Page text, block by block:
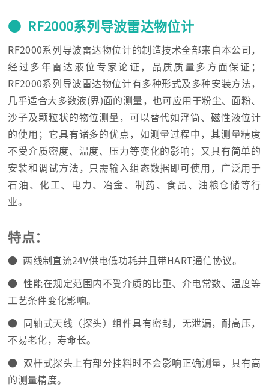
● RF2000系列导波雷达物位计
RF2000系列导波雷达物位计的制造技术全部来自本公司，
经过多年雷达液位专家论证，品质质量多方面保证；
RF2000系列导波雷达物位计有多种形式及多种安装方法，
几乎适合大多数液(界)面的测量，也可应用于粉尘、面粉、
沙子及颗粒状的物位测量，可以替代如浮筒、磁性液位计
的使用；它具有诸多的优点，如测量过程中，其测量精度
不受介质密度、温度、压力等变化的影响；又具有简单的
安装和调试方法，只需输入组态数据即可使用，广泛用于
石油、化工、电力、冶金、制药、食品、油粮仓储等行
业。
特点：
● 两线制直流24V供电低功耗并且带HART通信协议。
● 性能在规定范围内不受介质的比重、介电常数、温度等
工艺条件变化影响。
● 同轴式天线（探头）组件具有密封，无泄漏，耐高压，
不易老化，寿命长。
● 双杆式探头上有部分挂料时不会影响正确测量，具有高
的测量精度。